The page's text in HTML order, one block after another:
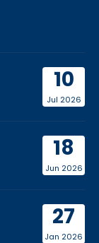
10
Jul 2026
18
Jun 2026
27
Jan 2026